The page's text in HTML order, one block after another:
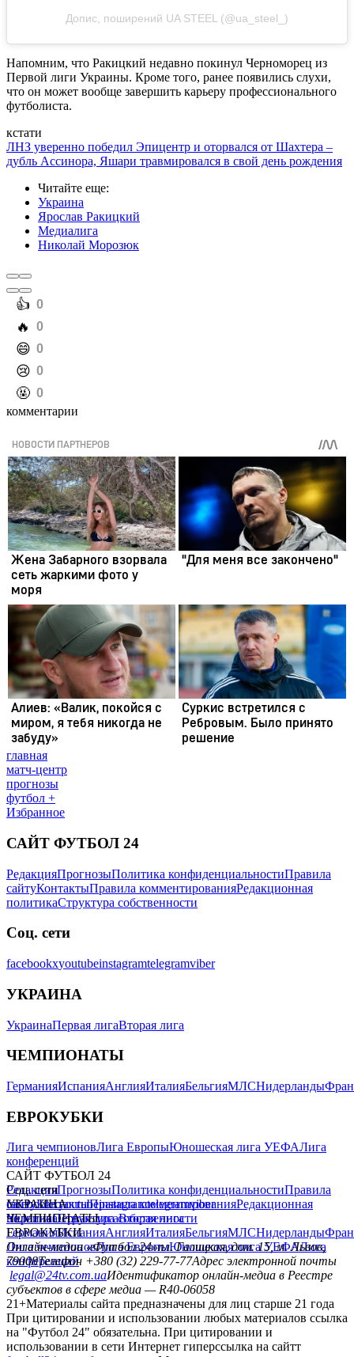
Допис, поширений UA STEEL (@ua_steel_)
Напомним, что Ракицкий недавно покинул Черноморец из
Первой лиги Украины. Кроме того, ранее появились слухи,
что он может вообще завершить карьеру профессионального
футболиста.
кстати
ЛНЗ уверенно победил Эпицентр и оторвался от Шахтера –
дубль Ассинора, Яшари травмировался в свой день рождения
Читайте еще:
Украина
Ярослав Ракицкий
Медиалига
Николай Морозюк
️👍 0
️🔥 0
️😄 0
️😢 0
️🤬 0
комментарии
главная
матч-центр
прогнозы
футбол +
Избранное
САЙТ ФУТБОЛ 24
РедакцияПрогнозыПолитика конфиденциальностиПравила
сайтуКонтактыПравила комментированияРедакционная
политикаСтруктура собственности
Соц. сети
facebookxyoutubeinstagramtelegramviber
УКРАИНА
УкраинаПервая лигаВторая лига
ЧЕМПИОНАТЫ
ГерманияИспанияАнглияИталияБельгияМЛСНидерланды
ЕВРОКУБКИ
Лига чемпионовЛига ЕвропыЮношеская лига УЕФАЛига
конференций
САЙТ ФУТБОЛ 24
РедакцияПрогнозыПолитика конфиденциальностиПравила
сайтуКонтактыПравила комментированияРедакционная
политикаСтруктура собственности
Соц. сети
facebookxyoutubeinstagramtelegramviber
УКРАИНА
УкраинаПервая лигаВторая лига
ЧЕМПИОНАТЫ
ГерманияИспанияАнглияИталияБельгияМЛСНидерланды
ЕВРОКУБКИ
Лига чемпионовЛига ЕвропыЮношеская лига УЕФАЛига
конференций
Онлайн-медиа «Футбол 24»пл. Галицкая, дом. 15, м. Львов,
79008Телефон +380 (32) 229-77-77Адрес электронной почты
legal@24tv.com.uaИдентификатор онлайн-медиа в Реестре
субъектов в сфере медиа — R40-06058
21+Материалы сайта предназначены для лиц старше 21 года
При цитировании и использовании любых материалов ссылка
на "Футбол 24" обязательна. При цитировании и
использовании в сети Интернет гиперссылка на сайтт